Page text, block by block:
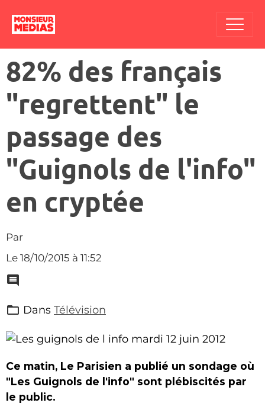
82% des français
"regrettent" le
passage des
"Guignols de l'info"
en cryptée
Par
Le 18/10/2015 à 11:52
Dans Télévision
Ce matin, Le Parisien a publié un sondage où
"Les Guignols de l'info" sont plébiscités par
le public.